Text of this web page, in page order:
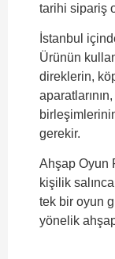
tarihi sipariş
İstanbul
Ürünün
direklerin,
gerekir.
Ahşap Oyun
kişilik
tek bir oyun
yönelik